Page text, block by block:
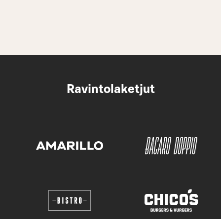
Ravintolaketjut